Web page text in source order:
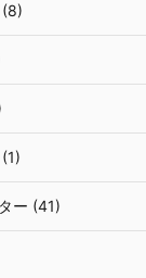
(8)
ー (41)